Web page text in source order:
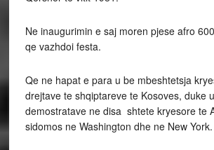
Ne inaugurimin e saj moren pjese afro
qe vazhdoi festa.
Qe ne hapat e para u be mbeshtetsja
drejtave te shqiptareve te Kosoves, duke
demostratave ne disa shtete kryesore te
sidomos ne Washington dhe ne New York.